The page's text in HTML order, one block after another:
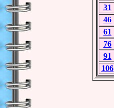
31
46
61
76
91
106